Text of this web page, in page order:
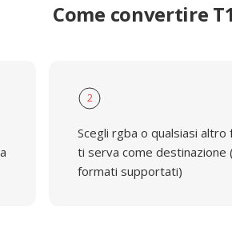
Come convertire
2
Scegli rgba o qualsiasi altro
ti serva come destinazione
formati supportati)